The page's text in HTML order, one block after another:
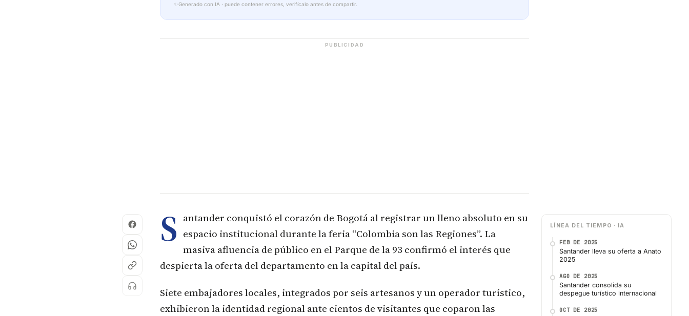
✨ Generado con IA · puede contener errores, verifícalo antes de compartir.
PUBLICIDAD
S antander conquistó el corazón de Bogotá al registrar un lleno absoluto en su
espacio institucional durante la feria “Colombia son las Regiones”. La
masiva afluencia de público en el Parque de la 93 confirmó el interés que
despierta la oferta del departamento en la capital del país.
Siete embajadores locales, integrados por seis artesanos y un operador turístico,
exhibieron la identidad regional ante cientos de visitantes que coparon las
LÍNEA DEL TIEMPO · IA
FEB DE 2025
Santander lleva su oferta a Anato
2025
AGO DE 2025
Santander consolida su
despegue turístico internacional
OCT DE 2025